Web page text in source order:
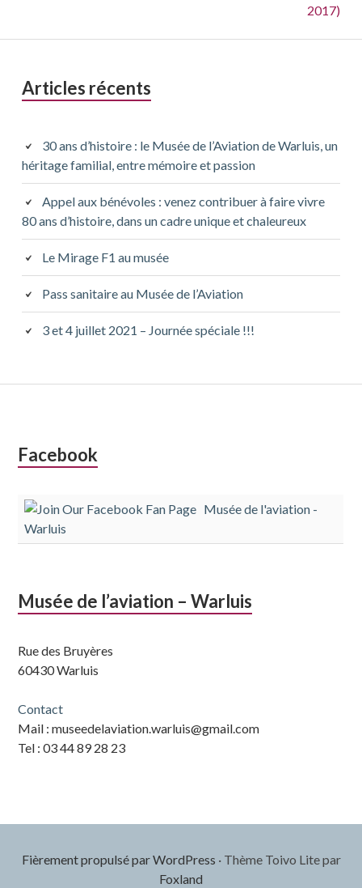
2017)
Barre
principale
Articles récents
30 ans d’histoire : le Musée de l’Aviation de Warluis, un
héritage familial, entre mémoire et passion
Appel aux bénévoles : venez contribuer à faire vivre
80 ans d’histoire, dans un cadre unique et chaleureux
Le Mirage F1 au musée
Pass sanitaire au Musée de l’Aviation
3 et 4 juillet 2021 – Journée spéciale !!!
Colonne
subsidiaire
Facebook
Musée de l'aviation -
Warluis
Musée de l’aviation – Warluis
Rue des Bruyères
60430 Warluis
Contact
Mail : museedelaviation.warluis@gmail.com
Tel : 03 44 89 28 23
Fièrement propulsé par WordPress ·Thème Toivo Lite par
Foxland